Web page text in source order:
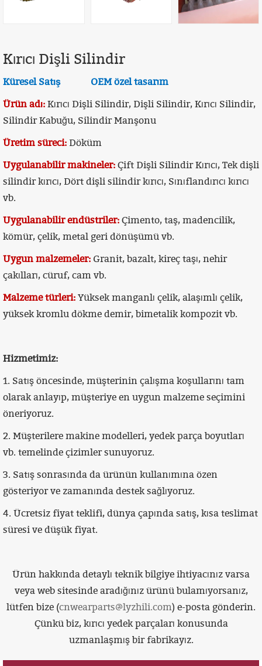
Kırıcı Dişli Silindir
Küresel Satış OEM özel tasarım
Ürün adı: Kırıcı Dişli Silindir, Dişli Silindir, Kırıcı Silindir,
Silindir Kabuğu, Silindir Manşonu
Üretim süreci: Döküm
Uygulanabilir makineler: Çift Dişli Silindir Kırıcı, Tek dişli
silindir kırıcı, Dört dişli silindir kırıcı, Sınıflandırıcı kırıcı
vb.
Uygulanabilir endüstriler: Çimento, taş, madencilik,
kömür, çelik, metal geri dönüşümü vb.
Uygun malzemeler: Granit, bazalt, kireç taşı, nehir
çakılları, cüruf, cam vb.
Malzeme türleri: Yüksek manganlı çelik, alaşımlı çelik,
yüksek kromlu dökme demir, bimetalik kompozit vb.
Hizmetimiz:
1. Satış öncesinde, müşterinin çalışma koşullarını tam
olarak anlayıp, müşteriye en uygun malzeme seçimini
öneriyoruz.
2. Müşterilere makine modelleri, yedek parça boyutları
vb. temelinde çizimler sunuyoruz.
3. Satış sonrasında da ürünün kullanımına özen
gösteriyor ve zamanında destek sağlıyoruz.
4. Ücretsiz fiyat teklifi, dünya çapında satış, kısa teslimat
süresi ve düşük fiyat.
Ürün hakkında detaylı teknik bilgiye ihtiyacınız varsa
veya web sitesinde aradığınız ürünü bulamıyorsanız,
lütfen bize (cnwearparts@lyzhili.com) e-posta gönderin.
Çünkü biz, kırıcı yedek parçaları konusunda
uzmanlaşmış bir fabrikayız.